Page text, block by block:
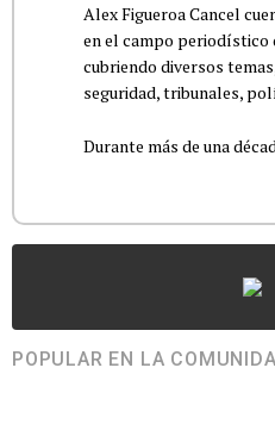
Alex Figueroa Cancel
en el campo periodístico
cubriendo diversos
seguridad, tribunales,
Durante más de una
POPULAR EN LA